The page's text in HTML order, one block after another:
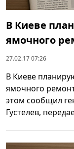
В Киеве
ямочного
27.02.17 07:26
В Киеве
ямочного
этом сообщил
Густелев,